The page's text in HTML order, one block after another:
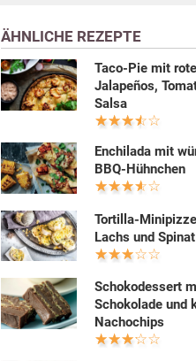
ÄHNLICHE REZEPTE
Taco-Pie mit
Jalapeños,
Salsa
Enchilada mit
BBQ-Hühnchen
Tortilla-
Lachs und Spinat
Schokodessert
Schokolade und
Nachochips